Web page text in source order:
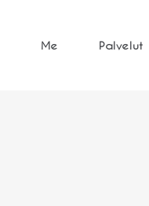
Me Palvelut